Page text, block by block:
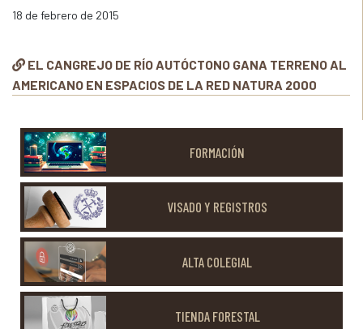
18 de febrero de 2015
EL CANGREJO DE RÍO AUTÓCTONO GANA TERRENO AL
AMERICANO EN ESPACIOS DE LA RED NATURA 2000
FORMACIÓN
VISADO Y REGISTROS
ALTA COLEGIAL
TIENDA FORESTAL